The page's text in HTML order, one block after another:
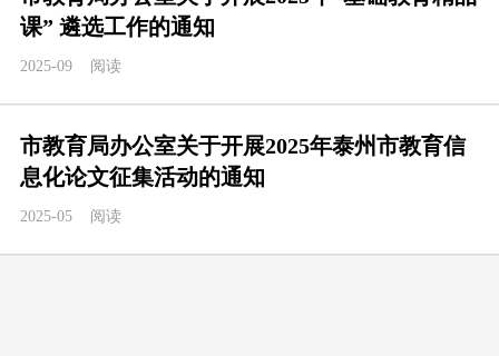
课” 遴选工作的通知
2025-09 阅读
市教育局办公室关于开展2025年泰州市教育信
息化论文征集活动的通知
2025-05 阅读